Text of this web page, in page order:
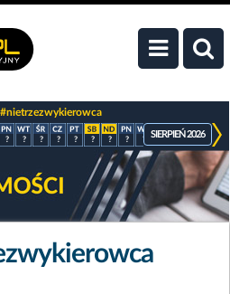
#nietrzezwykierowca
? ? ? ? ? ? ? ? ? ? ? ?
SIERPIEŃ 2026